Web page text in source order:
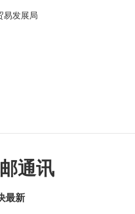
易发展局
通讯
最新